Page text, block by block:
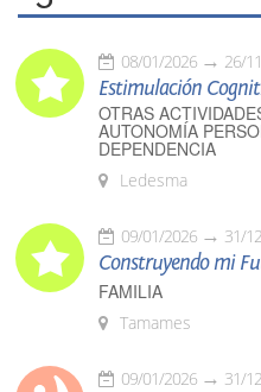
08/01/2026 26/
Estimulación
OTRAS
AUTONOMÍA
DEPENDENCIA
Ledesma
09/01/2026 31/
Construyendo mi
FAMILIA
Tamames
09/01/2026 31/